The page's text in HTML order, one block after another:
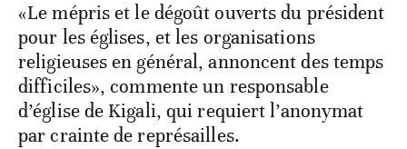
«Le mépris et le dégoût ouverts du président
pour les églises, et les organisations
religieuses en général, annoncent des temps
difficiles», commente un responsable
d’église de Kigali, qui requiert l’anonymat
par crainte de représailles.